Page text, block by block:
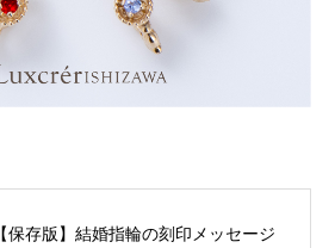
【保存版】結婚指輪の刻印メッセージ